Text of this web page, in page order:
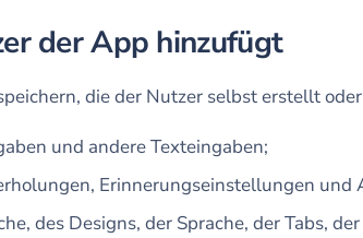
der App hinzufügt
die der Nutzer selbst erstellt
und andere Texteingaben;
Erinnerungseinstellungen und
des Designs, der Sprache, der Tabs,